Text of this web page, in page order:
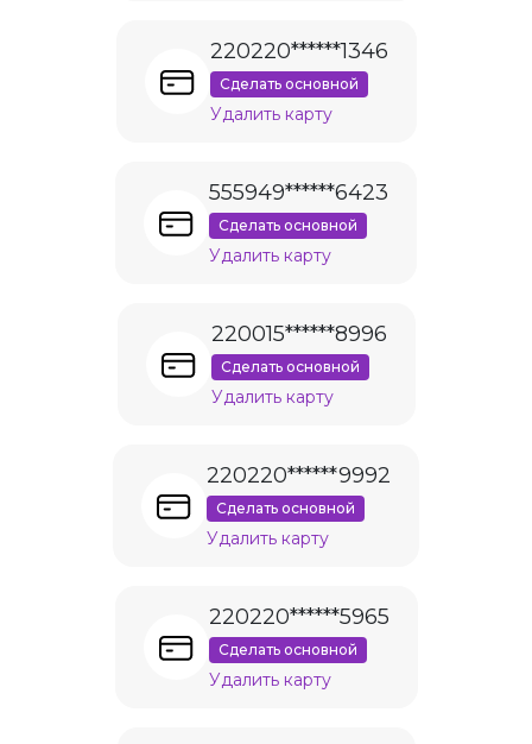
220220******1346
Сделать основной
Удалить карту
555949******6423
Сделать основной
Удалить карту
220015******8996
Сделать основной
Удалить карту
220220******9992
Сделать основной
Удалить карту
220220******5965
Сделать основной
Удалить карту